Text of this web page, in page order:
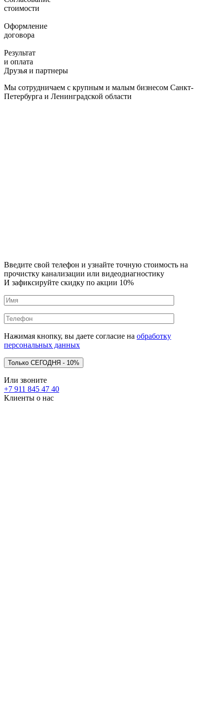
стоимости
Оформление
договора
Результат
и оплата
Друзья и партнеры
Мы сотрудничаем с крупным и малым бизнесом Санкт-
Петербурга и Ленинградской области
Введите свой телефон и узнайте точную стоимость на
прочистку канализации или видеодиагностику
И зафиксируйте скидку по акции 10%
Нажимая кнопку, вы даете согласие на обработку
персональных данных
Или звоните
+7 911 845 47 40
Клиенты о нас